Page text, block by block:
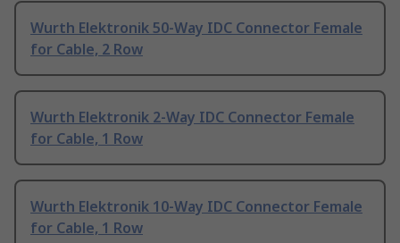
Wurth Elektronik 50-Way IDC Connector Female
for Cable, 2 Row
Wurth Elektronik 2-Way IDC Connector Female
for Cable, 1 Row
Wurth Elektronik 10-Way IDC Connector Female
for Cable, 1 Row